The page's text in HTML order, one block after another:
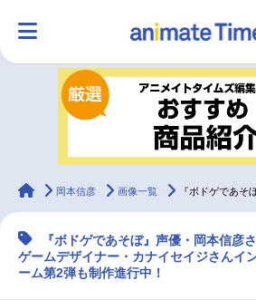
ランキング アニ
ラジオ みんなの声
マンガ・ラノベ ゲーム・アプリ 音
animateTimes
岡本信彦 画像一覧 『ボドゲであそぼ』声優・岡本信彦さん＆
『ボドゲであそぼ』声優・岡本信彦
ゲームデザイナー・カナイセイジさんイ
ーム第2弾も制作進行中！